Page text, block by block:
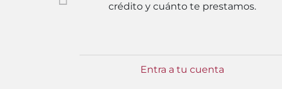
crédito y cuánto te prestamos.
Entra a tu cuenta